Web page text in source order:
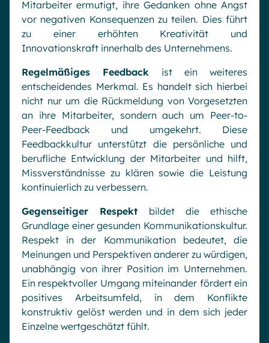
Mitarbeiter ermutigt, ihre Gedanken ohne Angst
vor negativen Konsequenzen zu teilen. Dies führt
zu einer erhöhten Kreativität und
Innovationskraft innerhalb des Unternehmens.
Regelmäßiges Feedback ist ein weiteres
entscheidendes Merkmal. Es handelt sich hierbei
nicht nur um die Rückmeldung von Vorgesetzten
an ihre Mitarbeiter, sondern auch um Peer-to-
Peer-Feedback und umgekehrt. Diese
Feedbackkultur unterstützt die persönliche und
berufliche Entwicklung der Mitarbeiter und hilft,
Missverständnisse zu klären sowie die Leistung
kontinuierlich zu verbessern.
Gegenseitiger Respekt bildet die ethische
Grundlage einer gesunden Kommunikationskultur.
Respekt in der Kommunikation bedeutet, die
Meinungen und Perspektiven anderer zu würdigen,
unabhängig von ihrer Position im Unternehmen.
Ein respektvoller Umgang miteinander fördert ein
positives Arbeitsumfeld, in dem Konflikte
konstruktiv gelöst werden und in dem sich jeder
Einzelne wertgeschätzt fühlt.